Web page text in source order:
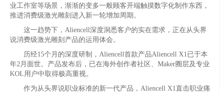
业工作室等场景，渐渐的变多一般顾客开端触摸数字化制作东西，
推进消费级激光雕刻进入新一轮增加周期。
这一趋势下，Aliencell深度洞悉客户的实在需求，正在从头界
说消费级激光雕刻产品的运用体会。
历经15个月的深度研制，Aliencell首款产品Aliencell X1已于本
年2月面世。产品发布后，已在海外创作者社区、Maker圈层及专业
KOL用户中取得极高重视。
作为从头界说职业标准的新一代产品，Aliencell X1直击职业痛